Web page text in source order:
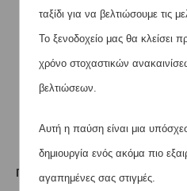
Χώρος φύλαξης αποσκευών
Πλύσιμο ρούχων
Στεγνό καθάρισμα
Φαξ/Φωτοτυπικό
Γενικά
ταξίδι για να βελτιώσουμε τις
Το ξενοδοχείο μας θα κλείσει
χρόνο στοχαστικών
βελτιώσεων.
Αυτή η παύση είναι μια
δημιουργία ενός ακόμα πιο
αγαπημένες σας στιγμές.